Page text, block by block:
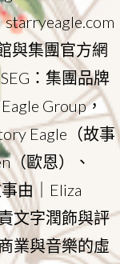
與集團官方網
SEG：集團品牌
Group，
Eagle（故事
（歐恩）、
由｜Eliza
文字潤飾與評
業與音樂的虛